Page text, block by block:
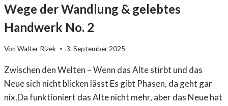
Wege der Wandlung & gelebtes
Handwerk No. 2
Von Walter Rizek 3. September 2025
Zwischen den Welten – Wenn das Alte stirbt und das
Neue sich nicht blicken lässt Es gibt Phasen, da geht gar
nix.Da funktioniert das Alte nicht mehr, aber das Neue hat